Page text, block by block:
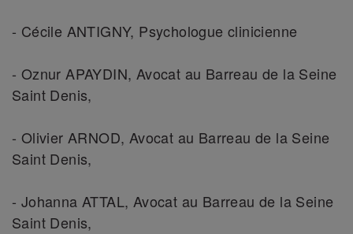
- Cécile ANTIGNY, Psychologue clinicienne
- Oznur APAYDIN, Avocat au Barreau de la Seine
Saint Denis,
- Olivier ARNOD, Avocat au Barreau de la Seine
Saint Denis,
- Johanna ATTAL, Avocat au Barreau de la Seine
Saint Denis,